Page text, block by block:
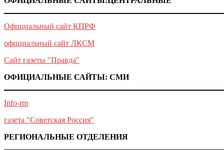
Официальный сайт КПРФ
официальный сайт ЛКСМ
Сайт газеты "Правда"
ОФИЦИАЛЬНЫЕ САЙТЫ: СМИ
Info-rm
газета "Советская Россия"
РЕГИОНАЛЬНЫЕ ОТДЕЛЕНИЯ